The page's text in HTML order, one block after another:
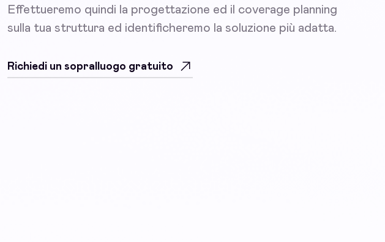
Effettueremo quindi la progettazione ed il coverage planning
sulla tua struttura ed identificheremo la soluzione più adatta.
Richiedi un sopralluogo gratuito